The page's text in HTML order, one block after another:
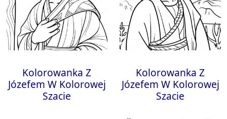
Kolorowanka Z
Józefem W Kolorowej
Szacie
Kolorowanka Z
Józefem W Kolorowej
Szacie